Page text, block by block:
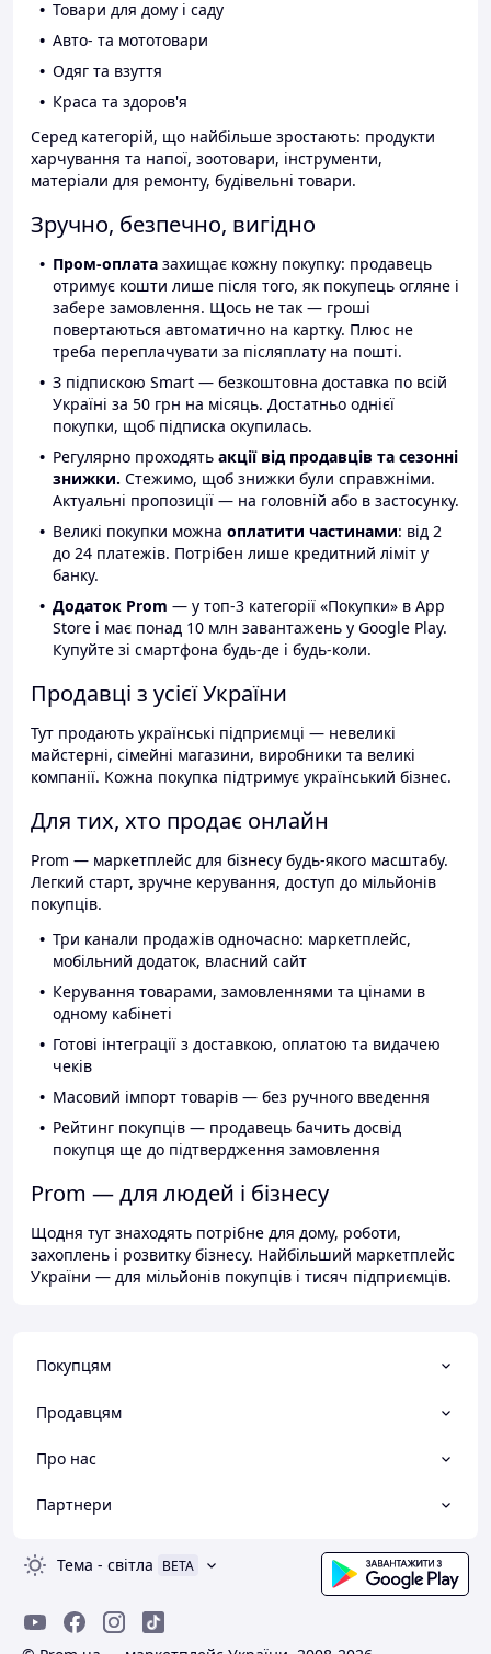
Товари для дому і саду
Авто- та мототовари
Одяг та взуття
Краса та здоров'я
Серед категорій, що найбільше зростають: продукти
харчування та напої, зоотовари, інструменти,
матеріали для ремонту, будівельні товари.
Зручно, безпечно, вигідно
Пром-оплата захищає кожну покупку: продавець
отримує кошти лише після того, як покупець огляне і
забере замовлення. Щось не так — гроші
повертаються автоматично на картку. Плюс не
треба переплачувати за післяплату на пошті.
З підпискою Smart — безкоштовна доставка по всій
Україні за 50 грн на місяць. Достатньо однієї
покупки, щоб підписка окупилась.
Регулярно проходять акції від продавців та сезонні
знижки. Стежимо, щоб знижки були справжніми.
Актуальні пропозиції — на головній або в застосунку.
Великі покупки можна оплатити частинами: від 2
до 24 платежів. Потрібен лише кредитний ліміт у
банку.
Додаток Prom — у топ-3 категорії «Покупки» в App
Store і має понад 10 млн завантажень у Google Play.
Купуйте зі смартфона будь-де і будь-коли.
Продавці з усієї України
Тут продають українські підприємці — невеликі
майстерні, сімейні магазини, виробники та великі
компанії. Кожна покупка підтримує український бізнес.
Для тих, хто продає онлайн
Prom — маркетплейс для бізнесу будь-якого масштабу.
Легкий старт, зручне керування, доступ до мільйонів
покупців.
Три канали продажів одночасно: маркетплейс,
мобільний додаток, власний сайт
Керування товарами, замовленнями та цінами в
одному кабінеті
Готові інтеграції з доставкою, оплатою та видачею
чеків
Масовий імпорт товарів — без ручного введення
Рейтинг покупців — продавець бачить досвід
покупця ще до підтвердження замовлення
Prom — для людей і бізнесу
Щодня тут знаходять потрібне для дому, роботи,
захоплень і розвитку бізнесу. Найбільший маркетплейс
України — для мільйонів покупців і тисяч підприємців.
Покупцям
Продавцям
Про нас
Партнери
Тема - світла BETA